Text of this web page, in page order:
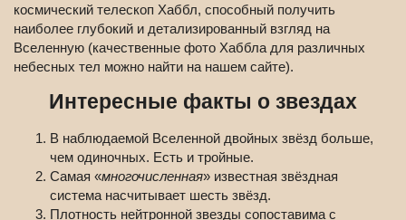
космический телескоп Хаббл, способный получить
наиболее глубокий и детализированный взгляд на
Вселенную (качественные фото Хаббла для различных
небесных тел можно найти на нашем сайте).
Интересные факты о звездах
В наблюдаемой Вселенной двойных звёзд больше,
чем одиночных. Есть и тройные.
Самая «многочисленная» известная звёздная
система насчитывает шесть звёзд.
Плотность нейтронной звезды сопоставима с